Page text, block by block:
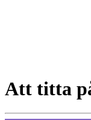
Att titta